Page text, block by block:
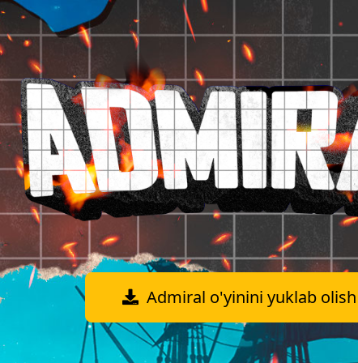
Admiral o'yinini yuklab olish